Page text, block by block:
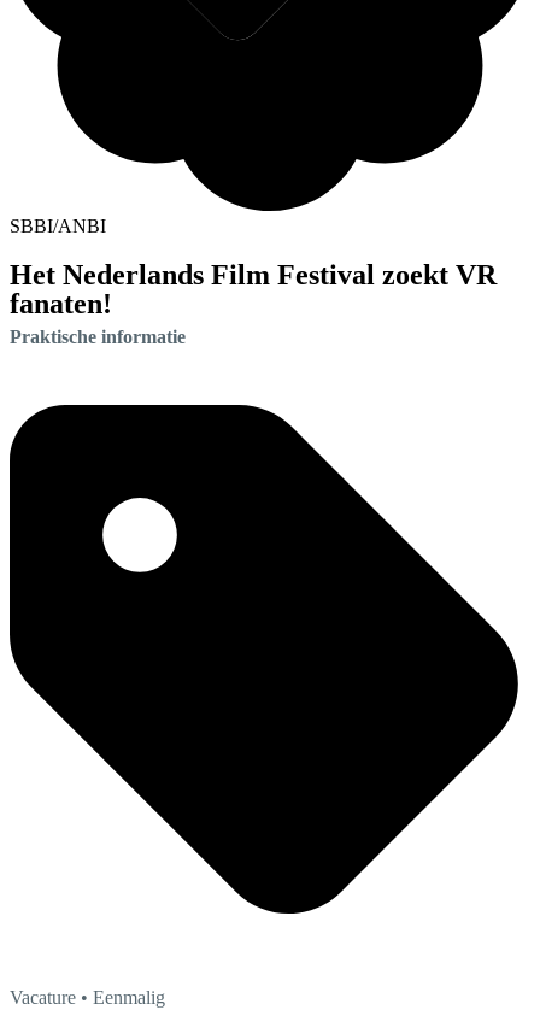
SBBI/ANBI
Het Nederlands Film Festival zoekt VR
fanaten!
Praktische informatie
Vacature • Eenmalig